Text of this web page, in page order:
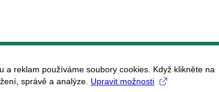
a reklam používáme soubory cookies. Když klikněte na
správě a analýze. Upravit možnosti